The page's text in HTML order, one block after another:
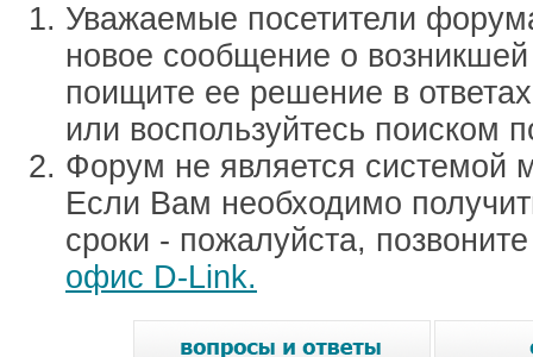
Уважаемые посетители
новое сообщение о
поищите ее решение в
или воспользуйтесь поиском
Форум не является системой
Если Вам необходимо
сроки - пожалуйста,
офис D-Link.